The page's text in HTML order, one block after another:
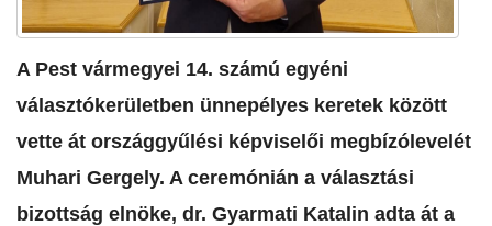
A Pest vármegyei 14. számú egyéni
választókerületben ünnepélyes keretek között
vette át országgyűlési képviselői megbízólevelét
Muhari Gergely. A ceremónián a választási
bizottság elnöke, dr. Gyarmati Katalin adta át a